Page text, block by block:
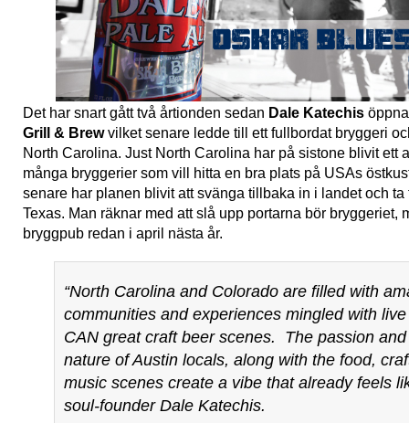
Det har snart gått två årtionden sedan Dale Katechis
Grill & Brewvilket senare ledde till ett fullbordat bryggeri
North Carolina. Just North Carolina har på sistone blivit ett
många bryggerier som vill hitta en bra plats på USAs
senare har planen blivit att svänga tillbaka in i landet och ta
Texas. Man räknar med att slå upp portarna bör bryggeriet,
bryggpub redan i april nästa år.
“North Carolina and Colorado are filled with
communities and experiences mingled with
CAN great craft beer scenes. The passion
nature of Austin locals, along with the food,
music scenes create a vibe that already feels
soul-founder Dale Katechis.